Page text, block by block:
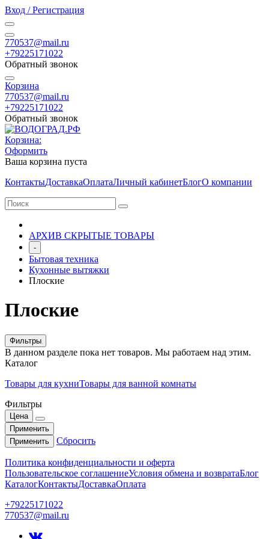
Вход / Регистрация
770537@mail.ru
+79225171022
Обратный звонок
Корзина
770537@mail.ru
+79225171022
Обратный звонок
Корзина:
Оформить
Ваша корзина пуста
КонтактыДоставкаОплатаЛичный кабинетБлогО компании
АРХИВ СКРЫТЫЕ ТОВАРЫ
-
Бытовая техника
Кухонные вытяжки
Плоские
Плоские
Фильтры
В данном разделе пока нет товаров. Мы работаем над этим.
Каталог
Товары для кухниТовары для ванной комнаты
Фильтры
Цена
Применить
Применить
Сбросить
Политика конфиденциальности и оферта
Пользовательское соглашениеУсловия обмена и возвратаБлог
КаталогКонтактыДоставкаОплата
+79225171022
770537@mail.ru